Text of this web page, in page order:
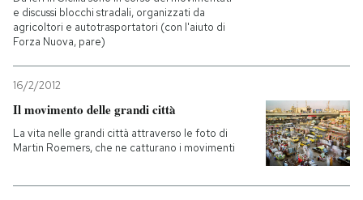
e discussi blocchi stradali, organizzati da
agricoltori e autotrasportatori (con l'aiuto di
Forza Nuova, pare)
16/2/2012
Il movimento delle grandi città
La vita nelle grandi città attraverso le foto di
Martin Roemers, che ne catturano i movimenti